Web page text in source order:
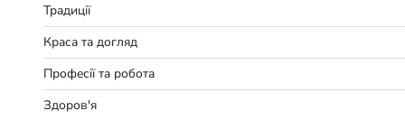
Традиції
Краса та догляд
Професії та робота
Здоров'я